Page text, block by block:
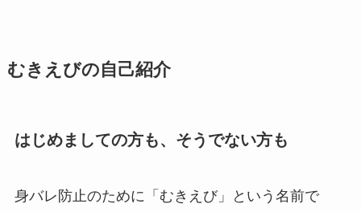
むきえびの自己紹介
はじめましての方も、そうでない方も
身バレ防止のために「むきえび」という名前で